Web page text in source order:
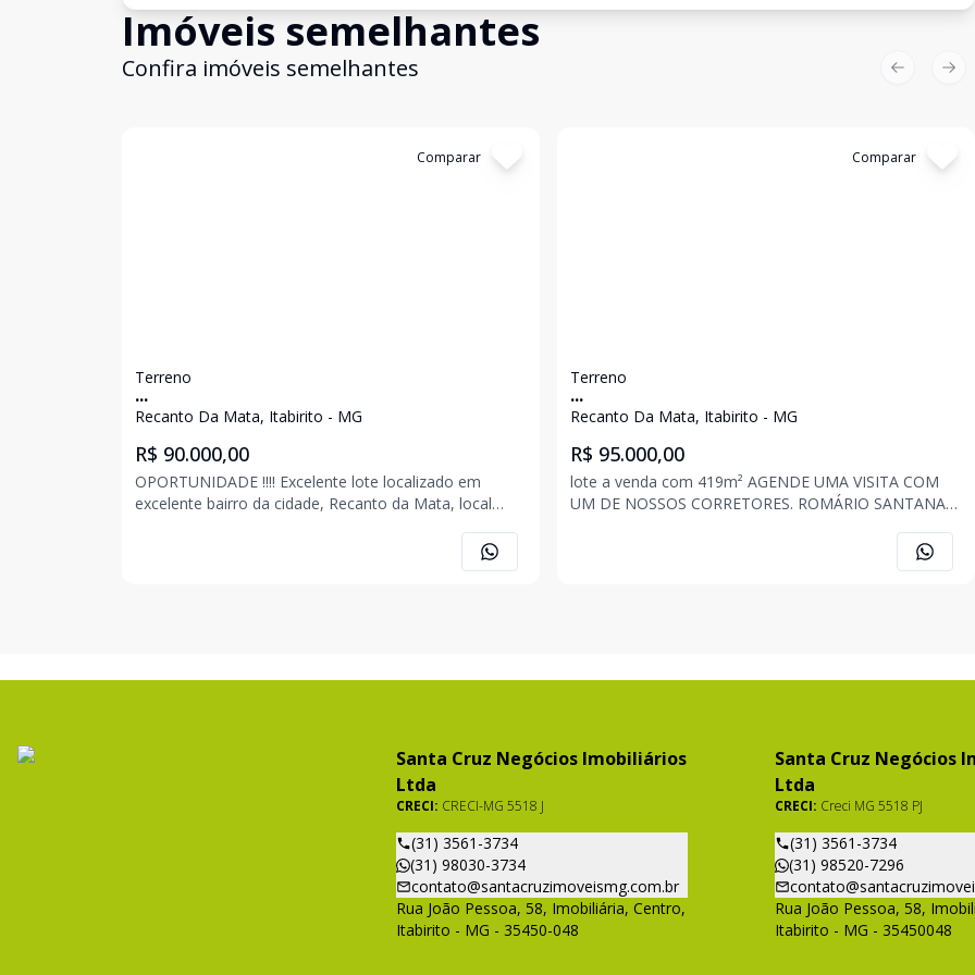
Imóveis semelhantes
Confira imóveis semelhantes
Comparar
Terreno
...
Recanto Da Mata, Itabirito - MG
R$ 90.000,00
OPORTUNIDADE !!!! Excelente lote localizado em
excelente bairro da cidade, Recanto da Mata, local
Comparar
Terreno
...
Recanto Da Mata, Itabirito - MG
R$ 95.000,00
lote a venda com 419m² AGENDE UMA VISITA COM
UM DE NOSSOS CORRETORES. ROMÁRIO SANTANA
ANA CAROLINA ASSIS (31) 98565-1205 . . . OBS: Imóvel
sujeito a alteração de preço, descrição e disponibilidad
Previous
Santa Cruz Negócios Imobiliários
Ltda
CRECI: CRECI-MG 5518 J
(31) 3561-3734
(31) 98030-3734
contato@santacruzimoveismg.com.br
Rua João Pessoa, 58, Imobiliária, Centro,
Itabirito - MG - 35450-048
Santa Cruz Negócios
Ltda
CRECI: Creci MG 5518 PJ
(31) 3561-3734
(31) 98520-7296
Rua João Pessoa, 58,
Itabirito - MG - 35450048